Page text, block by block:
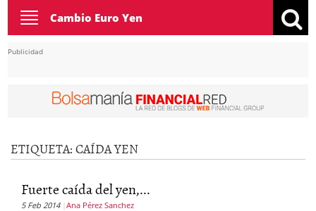
Toggle
navigation
Cambio Euro Yen
Publicidad
ETIQUETA:CAÍDA YEN
Fuerte caída del yen,...
5 Feb 2014 Ana Pérez Sanchez